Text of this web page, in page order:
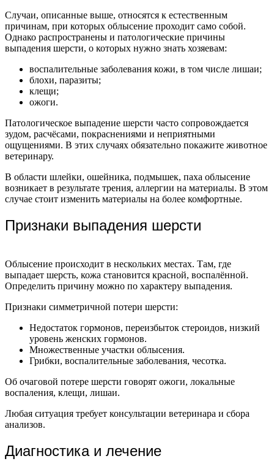
Случаи, описанные выше, относятся к естественным
причинам, при которых облысение проходит само собой.
Однако распространены и патологические причины
выпадения шерсти, о которых нужно знать хозяевам:
воспалительные заболевания кожи, в том числе лишаи;
блохи, паразиты;
клещи;
ожоги.
Патологическое выпадение шерсти часто сопровождается
зудом, расчёсами, покраснениями и неприятными
ощущениями. В этих случаях обязательно покажите животное
ветеринару.
В области шлейки, ошейника, подмышек, паха облысение
возникает в результате трения, аллергии на материалы. В этом
случае стоит изменить материалы на более комфортные.
Признаки выпадения шерсти
Облысение происходит в нескольких местах. Там, где
выпадает шерсть, кожа становится красной, воспалённой.
Определить причину можно по характеру выпадения.
Признаки симметричной потери шерсти:
Недостаток гормонов, переизбыток стероидов, низкий
уровень женских гормонов.
Множественные участки облысения.
Грибки, воспалительные заболевания, чесотка.
Об очаговой потере шерсти говорят ожоги, локальные
воспаления, клещи, лишаи.
Любая ситуация требует консультации ветеринара и сбора
анализов.
Диагностика и лечение